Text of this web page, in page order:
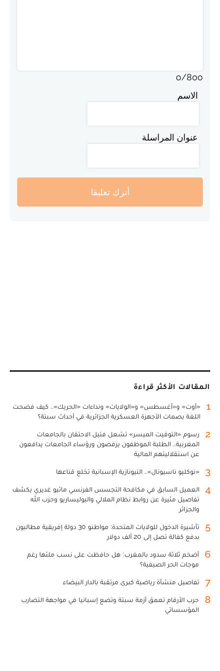
0/800
الاسم
عنوان المراسلة
أترك تعليقا
المقالات الأكثر قراءة
1
«أوت» و«أغسطس» و«الولايات» ونداءات «الحريك».. كيف فضحت
اللغة بصمات الأجهزة العسكرية الجزائرية في أحداث سبتة؟
2
رسوم «التوقيت الميسر» تشعل فتيل الاحتقان بالجامعات
المغربية.. الطلبة الموظفون يرفضون ورؤساء الجامعات يدافعون
عن استقلاليتهم المالية
3 «نوكليو ناسيونال».. النيونازية الإسبانية تخلع قناعها
4
العميل السابق في مكافحة التجسس الفرنسي ماثيو غديري يكشف
تفاصيل مثيرة عن روابط نظام الملالي والبوليساريو وحزب الله
والجزائر
5
تأشيرة الدخول للولايات المتحدة: مواطنو 30 دولة إفريقية مطالبون
بدفع كفالة تصل إلى 20 ألف دولار
6
أضخم ثلاثة سدود بالمغرب: هل حافظت على نسب ملئها رغم
موجات الحر الصيفية؟
7 تفاصيل منشأة رياضية كبرى مرتقبة بالدار البيضاء
8
حرب الأرقام تعمق أزمة سبتة وتضع إسبانيا في مواجهة التضارب
المؤسساتي